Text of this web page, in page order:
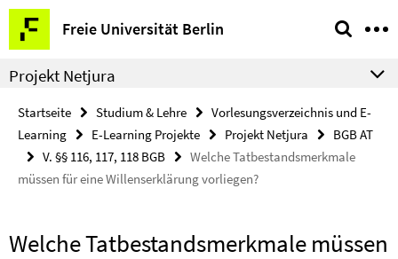
Springe
direkt
zu
Inhalt
Freie Universität Berlin
Service-
Navigation
Projekt Netjura
Startseite Studium & Lehre
Vorlesungsverzeichnis und E-
Learning
E-Learning Projekte Projekt Netjura
BGB AT
V. §§ 116, 117, 118 BGB
Welche Tatbestandsmerkmale
müssen für eine Willenserklärung vorliegen?
Welche Tatbestandsmerkmale müssen